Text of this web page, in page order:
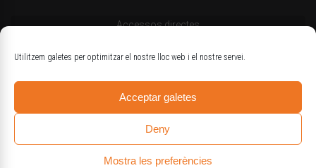
Utilitzem galetes per optimitzar el nostre lloc web i el nostre servei.
Acceptar galetes
Deny
Mostra les preferències
Accessos directes
Codi deontològic
Logotips oficials